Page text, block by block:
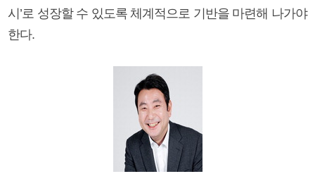
시’로 성장할 수 있도록 체계적으로 기반을 마련해 나가야
한다.